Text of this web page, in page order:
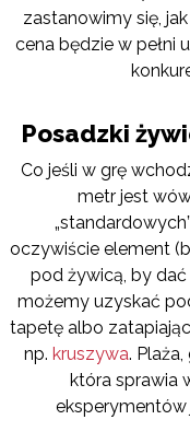
zastanowimy się,
cena będzie w pełni
Posadzki
Co jeśli w grę
metr jest
oczywiście element
pod żywicą, by
możemy uzyskać
tapetę albo
np.kruszywa.
która sprawia
eksperymentów